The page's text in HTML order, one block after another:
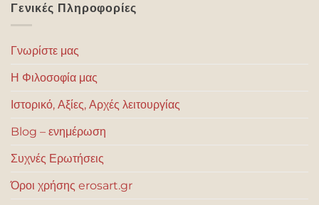
Γενικές Πληροφορίες
Γνωρίστε μας
Η Φιλοσοφία μας
Ιστορικό, Αξίες, Αρχές λειτουργίας
Blog – ενημέρωση
Συχνές Ερωτήσεις
Όροι χρήσης erosart.gr